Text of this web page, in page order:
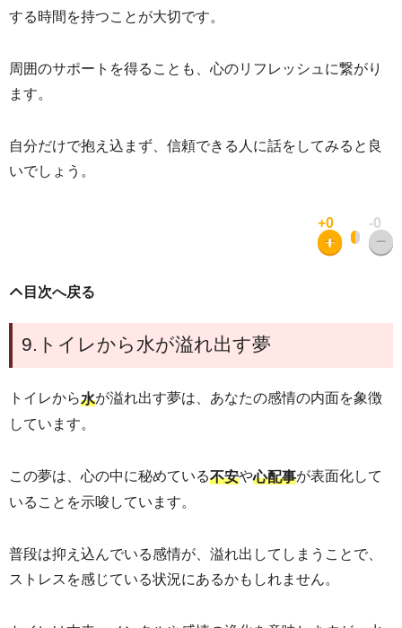
する時間を持つことが大切です。
周囲のサポートを得ることも、心のリフレッシュに繋がり
ます。
自分だけで抱え込まず、信頼できる人に話をしてみると良
いでしょう。
+0 -0
目次へ戻る
9.トイレから水が溢れ出す夢
トイレから水が溢れ出す夢は、あなたの感情の内面を象徴
しています。
この夢は、心の中に秘めている不安や心配事が表面化して
いることを示唆しています。
普段は抑え込んでいる感情が、溢れ出してしまうことで、
ストレスを感じている状況にあるかもしれません。